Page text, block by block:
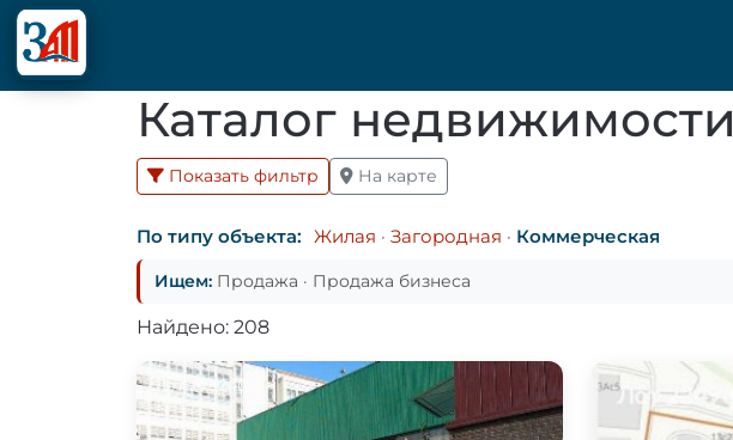
Каталог недвижимости
Показать фильтр На карте
По типу объекта: Жилая · Загородная · Коммерческая
Ищем: Продажа · Продажа бизнеса
Найдено: 208